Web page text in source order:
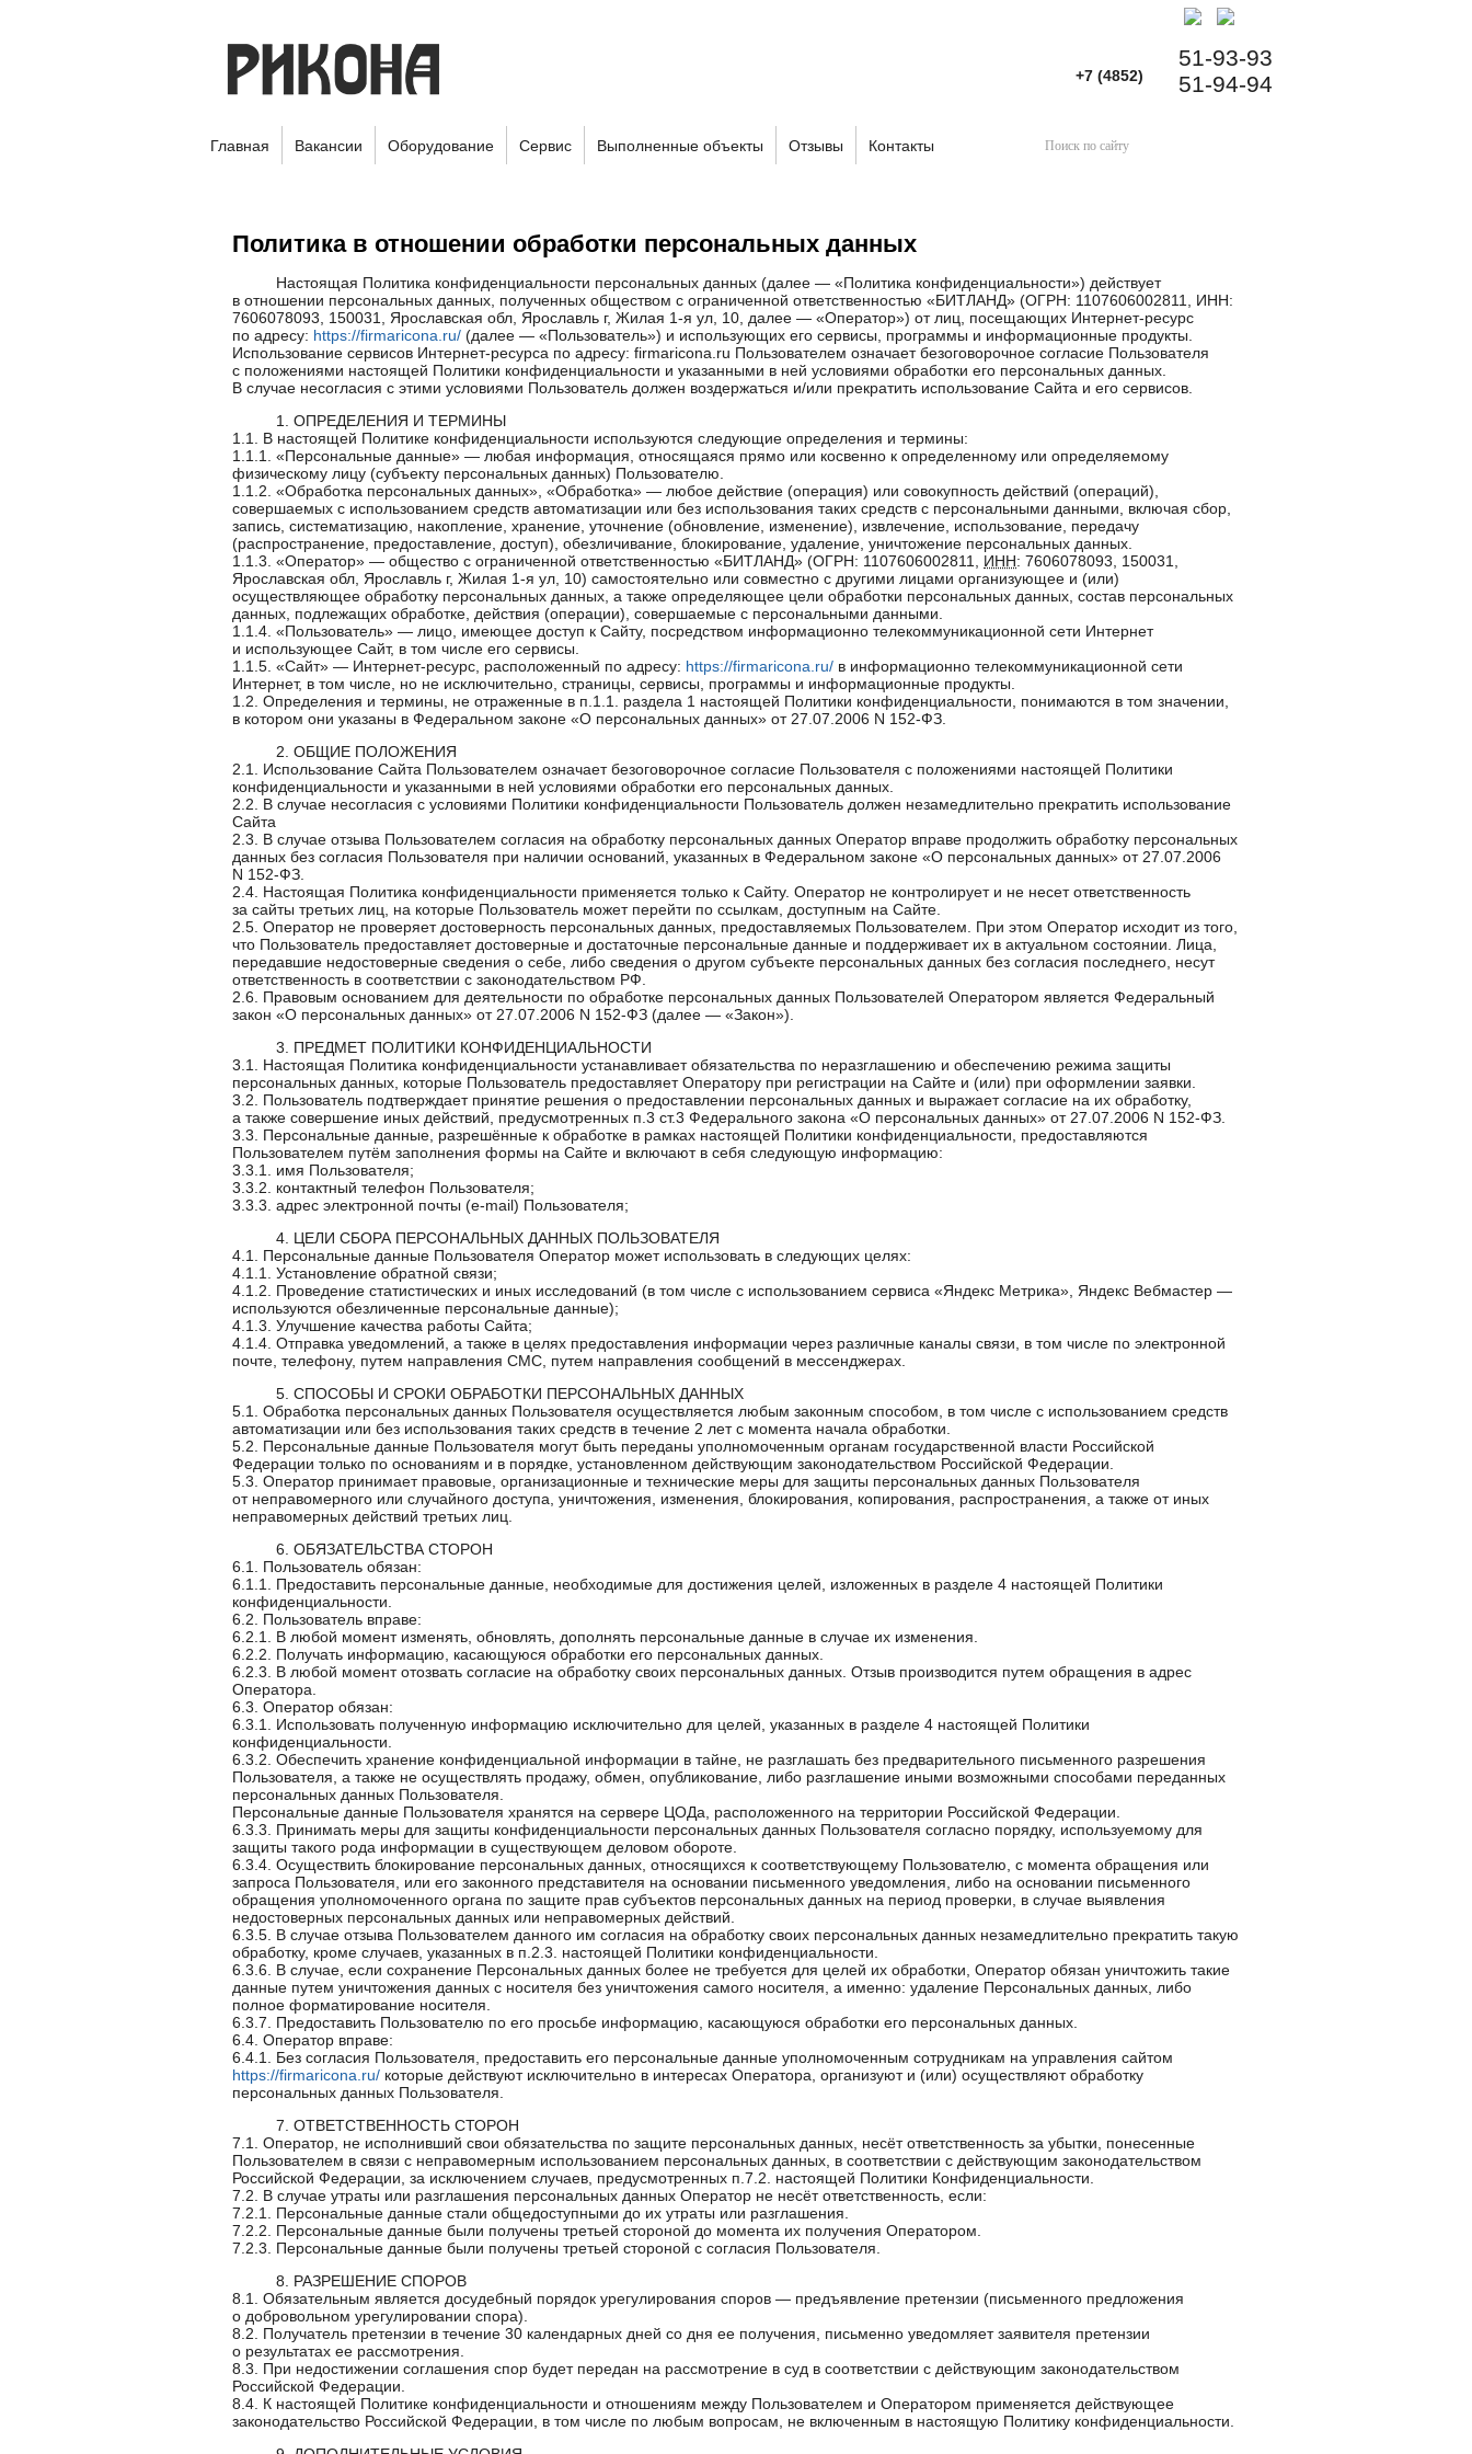
+7 (4852)
51-93-93
51-94-94
Главная Вакансии Оборудование Сервис Выполненные объекты Отзывы Контакты
Политика в отношении обработки персональных данных
Настоящая Политика конфиденциальности персональных данных (далее — «Политика конфиденциальности») действует
в отношении персональных данных, полученных обществом с ограниченной ответственностью «БИТЛАНД» (ОГРН: 1107606002811, ИНН:
7606078093, 150031, Ярославская обл, Ярославль г, Жилая 1-я ул, 10, далее — «Оператор») от лиц, посещающих Интернет-ресурс
по адресу: https://firmaricona.ru/ (далее — «Пользователь») и использующих его сервисы, программы и информационные продукты.
Использование сервисов Интернет-ресурса по адресу: firmaricona.ru Пользователем означает безоговорочное согласие Пользователя
с положениями настоящей Политики конфиденциальности и указанными в ней условиями обработки его персональных данных.
В случае несогласия с этими условиями Пользователь должен воздержаться и/или прекратить использование Сайта и его сервисов.
1. ОПРЕДЕЛЕНИЯ И ТЕРМИНЫ
1.1. В настоящей Политике конфиденциальности используются следующие определения и термины:
1.1.1. «Персональные данные» — любая информация, относящаяся прямо или косвенно к определенному или определяемому
физическому лицу (субъекту персональных данных) Пользователю.
1.1.2. «Обработка персональных данных», «Обработка» — любое действие (операция) или совокупность действий (операций),
совершаемых с использованием средств автоматизации или без использования таких средств с персональными данными, включая сбор,
запись, систематизацию, накопление, хранение, уточнение (обновление, изменение), извлечение, использование, передачу
(распространение, предоставление, доступ), обезличивание, блокирование, удаление, уничтожение персональных данных.
1.1.3. «Оператор» — общество с ограниченной ответственностью «БИТЛАНД» (ОГРН: 1107606002811, ИНН: 7606078093, 150031,
Ярославская обл, Ярославль г, Жилая 1-я ул, 10) самостоятельно или совместно с другими лицами организующее и (или)
осуществляющее обработку персональных данных, а также определяющее цели обработки персональных данных, состав персональных
данных, подлежащих обработке, действия (операции), совершаемые с персональными данными.
1.1.4. «Пользователь» — лицо, имеющее доступ к Сайту, посредством информационно телекоммуникационной сети Интернет
и использующее Сайт, в том числе его сервисы.
1.1.5. «Сайт» — Интернет-ресурс, расположенный по адресу: https://firmaricona.ru/ в информационно телекоммуникационной сети
Интернет, в том числе, но не исключительно, страницы, сервисы, программы и информационные продукты.
1.2. Определения и термины, не отраженные в п.1.1. раздела 1 настоящей Политики конфиденциальности, понимаются в том значении,
в котором они указаны в Федеральном законе «О персональных данных» от 27.07.2006 N 152-ФЗ.
2. ОБЩИЕ ПОЛОЖЕНИЯ
2.1. Использование Сайта Пользователем означает безоговорочное согласие Пользователя с положениями настоящей Политики
конфиденциальности и указанными в ней условиями обработки его персональных данных.
2.2. В случае несогласия с условиями Политики конфиденциальности Пользователь должен незамедлительно прекратить использование
Сайта
2.3. В случае отзыва Пользователем согласия на обработку персональных данных Оператор вправе продолжить обработку персональных
данных без согласия Пользователя при наличии оснований, указанных в Федеральном законе «О персональных данных» от 27.07.2006
N 152-ФЗ.
2.4. Настоящая Политика конфиденциальности применяется только к Сайту. Оператор не контролирует и не несет ответственность
за сайты третьих лиц, на которые Пользователь может перейти по ссылкам, доступным на Сайте.
2.5. Оператор не проверяет достоверность персональных данных, предоставляемых Пользователем. При этом Оператор исходит из того,
что Пользователь предоставляет достоверные и достаточные персональные данные и поддерживает их в актуальном состоянии. Лица,
передавшие недостоверные сведения о себе, либо сведения о другом субъекте персональных данных без согласия последнего, несут
ответственность в соответствии с законодательством РФ.
2.6. Правовым основанием для деятельности по обработке персональных данных Пользователей Оператором является Федеральный
закон «О персональных данных» от 27.07.2006 N 152-ФЗ (далее — «Закон»).
3. ПРЕДМЕТ ПОЛИТИКИ КОНФИДЕНЦИАЛЬНОСТИ
3.1. Настоящая Политика конфиденциальности устанавливает обязательства по неразглашению и обеспечению режима защиты
персональных данных, которые Пользователь предоставляет Оператору при регистрации на Сайте и (или) при оформлении заявки.
3.2. Пользователь подтверждает принятие решения о предоставлении персональных данных и выражает согласие на их обработку,
а также совершение иных действий, предусмотренных п.3 ст.3 Федерального закона «О персональных данных» от 27.07.2006 N 152-ФЗ.
3.3. Персональные данные, разрешённые к обработке в рамках настоящей Политики конфиденциальности, предоставляются
Пользователем путём заполнения формы на Сайте и включают в себя следующую информацию:
3.3.1. имя Пользователя;
3.3.2. контактный телефон Пользователя;
3.3.3. адрес электронной почты (e-mail) Пользователя;
4. ЦЕЛИ СБОРА ПЕРСОНАЛЬНЫХ ДАННЫХ ПОЛЬЗОВАТЕЛЯ
4.1. Персональные данные Пользователя Оператор может использовать в следующих целях:
4.1.1. Установление обратной связи;
4.1.2. Проведение статистических и иных исследований (в том числе с использованием сервиса «Яндекс Метрика», Яндекс Вебмастер —
используются обезличенные персональные данные);
4.1.3. Улучшение качества работы Сайта;
4.1.4. Отправка уведомлений, а также в целях предоставления информации через различные каналы связи, в том числе по электронной
почте, телефону, путем направления СМС, путем направления сообщений в мессенджерах.
5. СПОСОБЫ И СРОКИ ОБРАБОТКИ ПЕРСОНАЛЬНЫХ ДАННЫХ
5.1. Обработка персональных данных Пользователя осуществляется любым законным способом, в том числе с использованием средств
автоматизации или без использования таких средств в течение 2 лет с момента начала обработки.
5.2. Персональные данные Пользователя могут быть переданы уполномоченным органам государственной власти Российской
Федерации только по основаниям и в порядке, установленном действующим законодательством Российской Федерации.
5.3. Оператор принимает правовые, организационные и технические меры для защиты персональных данных Пользователя
от неправомерного или случайного доступа, уничтожения, изменения, блокирования, копирования, распространения, а также от иных
неправомерных действий третьих лиц.
6. ОБЯЗАТЕЛЬСТВА СТОРОН
6.1. Пользователь обязан:
6.1.1. Предоставить персональные данные, необходимые для достижения целей, изложенных в разделе 4 настоящей Политики
конфиденциальности.
6.2. Пользователь вправе:
6.2.1. В любой момент изменять, обновлять, дополнять персональные данные в случае их изменения.
6.2.2. Получать информацию, касающуюся обработки его персональных данных.
6.2.3. В любой момент отозвать согласие на обработку своих персональных данных. Отзыв производится путем обращения в адрес
Оператора.
6.3. Оператор обязан:
6.3.1. Использовать полученную информацию исключительно для целей, указанных в разделе 4 настоящей Политики
конфиденциальности.
6.3.2. Обеспечить хранение конфиденциальной информации в тайне, не разглашать без предварительного письменного разрешения
Пользователя, а также не осуществлять продажу, обмен, опубликование, либо разглашение иными возможными способами переданных
персональных данных Пользователя.
Персональные данные Пользователя хранятся на сервере ЦОДа, расположенного на территории Российской Федерации.
6.3.3. Принимать меры для защиты конфиденциальности персональных данных Пользователя согласно порядку, используемому для
защиты такого рода информации в существующем деловом обороте.
6.3.4. Осуществить блокирование персональных данных, относящихся к соответствующему Пользователю, с момента обращения или
запроса Пользователя, или его законного представителя на основании письменного уведомления, либо на основании письменного
обращения уполномоченного органа по защите прав субъектов персональных данных на период проверки, в случае выявления
недостоверных персональных данных или неправомерных действий.
6.3.5. В случае отзыва Пользователем данного им согласия на обработку своих персональных данных незамедлительно прекратить такую
обработку, кроме случаев, указанных в п.2.3. настоящей Политики конфиденциальности.
6.3.6. В случае, если сохранение Персональных данных более не требуется для целей их обработки, Оператор обязан уничтожить такие
данные путем уничтожения данных с носителя без уничтожения самого носителя, а именно: удаление Персональных данных, либо
полное форматирование носителя.
6.3.7. Предоставить Пользователю по его просьбе информацию, касающуюся обработки его персональных данных.
6.4. Оператор вправе:
6.4.1. Без согласия Пользователя, предоставить его персональные данные уполномоченным сотрудникам на управления сайтом
https://firmaricona.ru/ которые действуют исключительно в интересах Оператора, организуют и (или) осуществляют обработку
персональных данных Пользователя.
7. ОТВЕТСТВЕННОСТЬ СТОРОН
7.1. Оператор, не исполнивший свои обязательства по защите персональных данных, несёт ответственность за убытки, понесенные
Пользователем в связи с неправомерным использованием персональных данных, в соответствии с действующим законодательством
Российской Федерации, за исключением случаев, предусмотренных п.7.2. настоящей Политики Конфиденциальности.
7.2. В случае утраты или разглашения персональных данных Оператор не несёт ответственность, если:
7.2.1. Персональные данные стали общедоступными до их утраты или разглашения.
7.2.2. Персональные данные были получены третьей стороной до момента их получения Оператором.
7.2.3. Персональные данные были получены третьей стороной с согласия Пользователя.
8. РАЗРЕШЕНИЕ СПОРОВ
8.1. Обязательным является досудебный порядок урегулирования споров — предъявление претензии (письменного предложения
о добровольном урегулировании спора).
8.2. Получатель претензии в течение 30 календарных дней со дня ее получения, письменно уведомляет заявителя претензии
о результатах ее рассмотрения.
8.3. При недостижении соглашения спор будет передан на рассмотрение в суд в соответствии с действующим законодательством
Российской Федерации.
8.4. К настоящей Политике конфиденциальности и отношениям между Пользователем и Оператором применяется действующее
законодательство Российской Федерации, в том числе по любым вопросам, не включенным в настоящую Политику конфиденциальности.